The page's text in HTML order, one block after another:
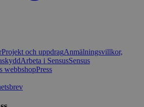
Projekt och uppdragAnmälningsvillkor,
Arbeta i SensusSensus
webbshopPress